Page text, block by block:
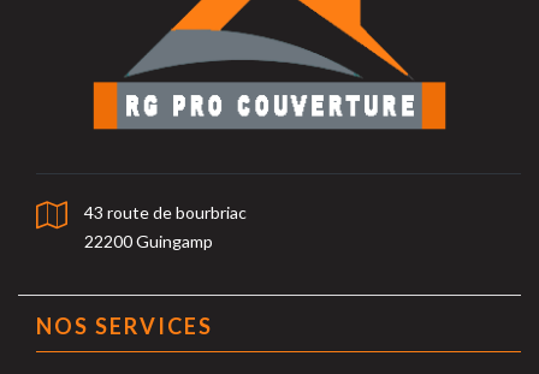
43 route de bourbriac
22200 Guingamp
NOS SERVICES